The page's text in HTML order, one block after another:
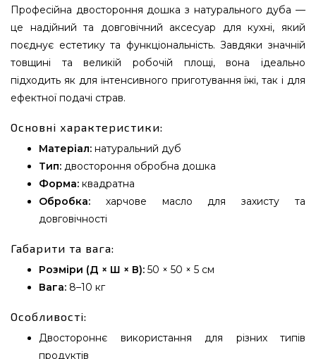
Професійна двостороння дошка з натурального дуба —
це надійний та довговічний аксесуар для кухні, який
поєднує естетику та функціональність. Завдяки значній
товщині та великій робочій площі, вона ідеально
підходить як для інтенсивного приготування їжі, так і для
ефектної подачі страв.
Основні характеристики:
Матеріал: натуральний дуб
Тип: двостороння обробна дошка
Форма: квадратна
Обробка: харчове масло для захисту та
довговічності
Габарити та вага:
Розміри (Д × Ш × В): 50 × 50 × 5 см
Вага: 8–10 кг
Особливості:
Двостороннє використання для різних типів
продуктів